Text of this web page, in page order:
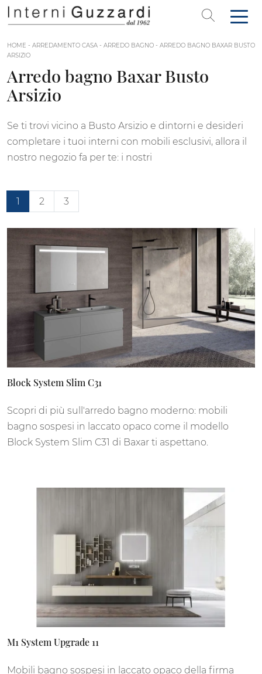
HOME - ARREDAMENTO CASA - ARREDO BAGNO - ARREDO BAGNO BAXAR BUSTO
ARSIZIO
Arredo bagno Baxar Busto
Arsizio
Se ti trovi vicino a Busto Arsizio e dintorni e desideri
completare i tuoi interni con mobili esclusivi, allora il
nostro negozio fa per te: i nostri
1 2 3
Block System Slim C31
Scopri di più sull'arredo bagno moderno: mobili
bagno sospesi in laccato opaco come il modello
Block System Slim C31 di Baxar ti aspettano.
M1 System Upgrade 11
Mobili bagno sospesi in laccato opaco della firma